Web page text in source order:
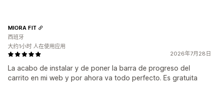
2026年7月28日
La acabo de instalar y de poner la barra de progreso del
carrito en mi web y por ahora va todo perfecto. Es gratuita
MIORA FIT
西班牙
大约1小时 人在使用应用